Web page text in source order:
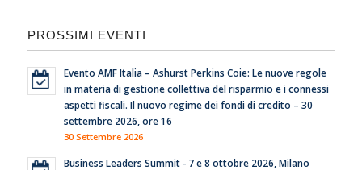
PROSSIMI EVENTI
Evento AMF Italia – Ashurst Perkins Coie: Le nuove regole
in materia di gestione collettiva del risparmio e i connessi
aspetti fiscali. Il nuovo regime dei fondi di credito – 30
settembre 2026, ore 16
30 Settembre 2026
Business Leaders Summit - 7 e 8 ottobre 2026, Milano